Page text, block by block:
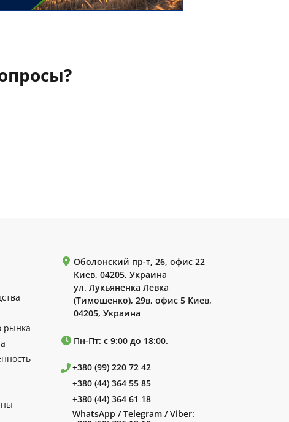
рынка
Оболонский пр-т, 26, офис 22
Киев, 04205, Украина
ул. Лукьяненка Левка
(Тимошенко), 29в, офис 5 Киев,
04205, Украина
Пн-Пт: с 9:00 до 18:00.
+380 (99) 220 72 42
+380 (44) 364 55 85
+380 (44) 364 61 18
WhatsApp / Telegram / Viber: